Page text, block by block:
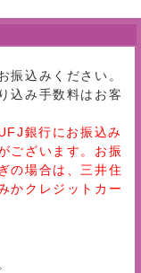
振込みください。
込み手数料はお客
銀行にお振込み
ございます。お振
の場合は、三井住
かクレジットカー